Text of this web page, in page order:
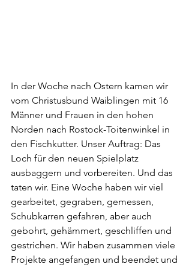
In der Woche nach Ostern kamen wir
vom Christusbund Waiblingen mit 16
Männer und Frauen in den hohen
Norden nach Rostock-Toitenwinkel in
den Fischkutter. Unser Auftrag: Das
Loch für den neuen Spielplatz
ausbaggern und vorbereiten. Und das
taten wir. Eine Woche haben wir viel
gearbeitet, gegraben, gemessen,
Schubkarren gefahren, aber auch
gebohrt, gehämmert, geschliffen und
gestrichen. Wir haben zusammen viele
Projekte angefangen und beendet und